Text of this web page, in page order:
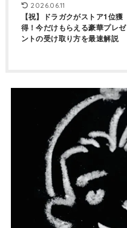
2026.06.11
【祝】ドラガクがストア1位獲
得！今だけもらえる豪華プレゼ
ントの受け取り方を最速解説